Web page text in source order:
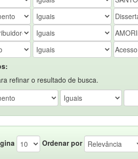
refinar o resultado de busca.
Ordenar por